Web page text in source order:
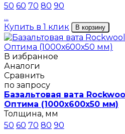
50 60 70 80 90
...
Купить в 1 клик
В корзину
В избранное
Аналоги
Сравнить
по запросу
Базальтовая вата
Оптима (1000х600х50 мм)
Толщина, мм
50 60 70 80 90